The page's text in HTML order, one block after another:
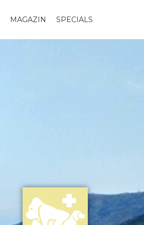
MAGAZIN SPECIALS